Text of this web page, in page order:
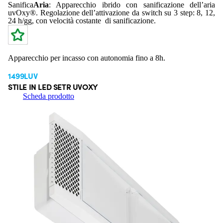
SanificaAria: Apparecchio ibrido con sanificazione dell’aria
uvOxy®. Regolazione dell’attivazione da switch su 3 step: 8, 12,
24 h/gg, con velocità costante di sanificazione.
Apparecchio per incasso con autonomia fino a 8h.
1499LUV
STILE IN LED SETR UVOXY
Scheda prodotto